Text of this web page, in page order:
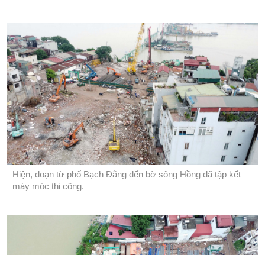
Hiện, đoạn từ phố Bạch Đằng đến bờ sông Hồng đã tập kết
máy móc thi công.